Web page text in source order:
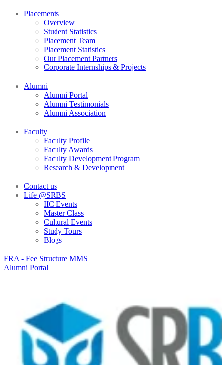
Placements
Overview
Student Statistics
Placement Team
Placement Statistics
Our Placement Partners
Corporate Internships & Projects
Alumni
Alumni Portal
Alumni Testimonials
Alumni Association
Faculty
Faculty Profile
Faculty Awards
Faculty Development Program
Research & Development
Contact us
Life @SRBS
IIC Events
Master Class
Cultural Events
Study Tours
Blogs
FRA - Fee Structure MMS
Alumni Portal